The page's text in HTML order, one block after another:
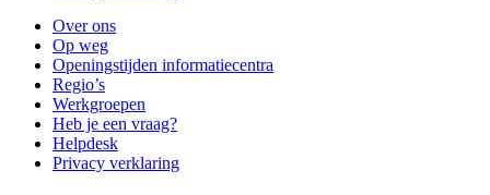
Over ons
Op weg
Openingstijden informatiecentra
Regio’s
Werkgroepen
Heb je een vraag?
Helpdesk
Privacy verklaring